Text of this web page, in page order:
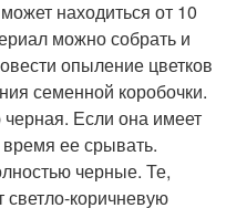
находиться от 10
можно собрать и
опыление цветков
семенной коробочки.
Если она имеет
ее срывать.
черные. Те,
коричневую